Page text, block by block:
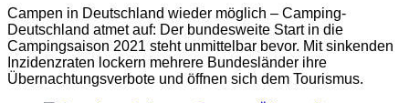
Campen in Deutschland wieder möglich – Camping-
Deutschland atmet auf: Der bundesweite Start in die
Campingsaison 2021 steht unmittelbar bevor. Mit sinkenden
Inzidenzraten lockern mehrere Bundesländer ihre
Übernachtungsverbote und öffnen sich dem Tourismus.